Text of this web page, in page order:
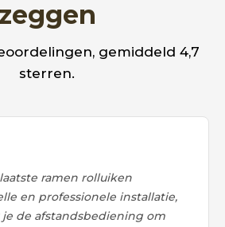
zeggen
gemiddeld 4,7
sterren.
ramen rolluiken
en professionele installatie,
de afstandsbediening om